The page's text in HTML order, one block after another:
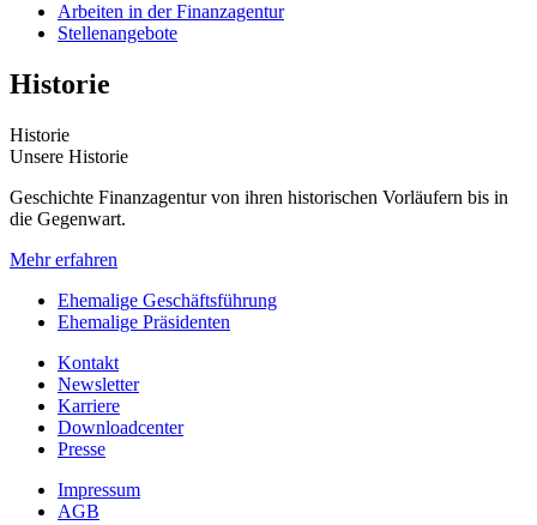
Arbeiten in der Finanzagentur
Stellenangebote
Historie
Historie
Unsere Historie
Geschichte Finanzagentur von ihren historischen Vorläufern bis in
die Gegenwart.
Mehr erfahren
Ehemalige Geschäftsführung
Ehemalige Präsidenten
Kontakt
Newsletter
Karriere
Downloadcenter
Presse
Impressum
AGB